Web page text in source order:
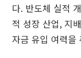
다. 반도체 실적
적 성장 산업, 지
자금 유입 여력을